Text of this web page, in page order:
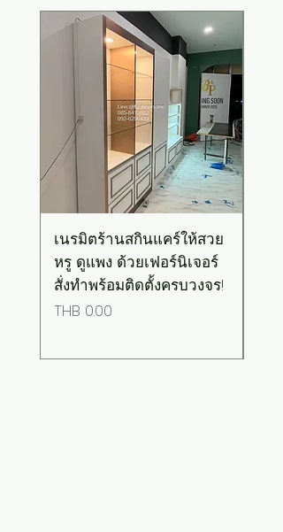
เนรมิตร้านสกินแคร์ให้สวย
หรู ดูแพง ด้วยเฟอร์นิเจอร์
สั่งทำพร้อมติดตั้งครบวงจร!
Price
THB 0.00